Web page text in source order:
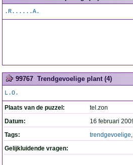
.R......A.
99767 Trendgevoelige plant (4)
L.O.
Plaats van de puzzel:
tel.zon
Datum:
16 februari
Tags:
trendgevoelige
Gelijkluidende vragen: